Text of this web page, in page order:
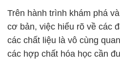
Trên hành trình khám phá
cơ bản, việc hiểu rõ về các
các chất liệu là vô cùng
các hợp chất hóa học cần